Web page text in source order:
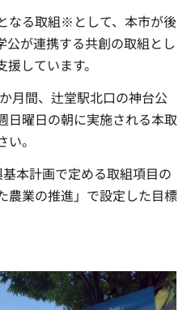
なる取組※として、本市が後
公が連携する共創の取組とし
しています。
月間、辻堂駅北口の神台公
日曜日の朝に実施される本取
。
本計画で定める取組項目の
農業の推進」で設定した目標